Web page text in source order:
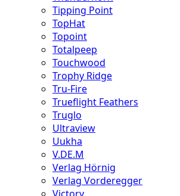
Tipping Point
TopHat
Topoint
Totalpeep
Touchwood
Trophy Ridge
Tru-Fire
Trueflight Feathers
Truglo
Ultraview
Uukha
V.DE.M
Verlag Hörnig
Verlag Vorderegger